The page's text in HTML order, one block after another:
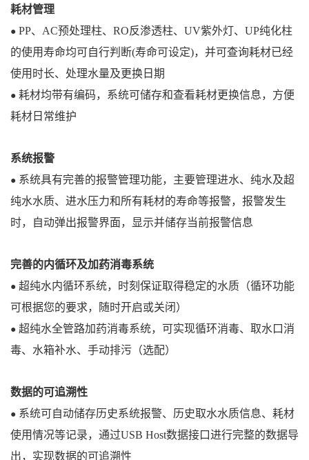
耗材管理
● PP、AC预处理柱、RO反渗透柱、UV紫外灯、UP纯化柱
的使用寿命均可自行判断(寿命可设定)，并可查询耗材已经
使用时长、处理水量及更换日期
● 耗材均带有编码，系统可储存和查看耗材更换信息，方便
耗材日常维护
系统报警
● 系统具有完善的报警管理功能，主要管理进水、纯水及超
纯水水质、进水压力和所有耗材的寿命等报警，报警发生
时，自动弹出报警界面，显示并储存当前报警信息
完善的内循环及加药消毒系统
● 超纯水内循环系统，时刻保证取得稳定的水质（循环功能
可根据您的要求，随时开启或关闭）
● 超纯水全管路加药消毒系统，可实现循环消毒、取水口消
毒、水箱补水、手动排污（选配）
数据的可追溯性
● 系统可自动储存历史系统报警、历史取水水质信息、耗材
使用情况等记录，通过USB Host数据接口进行完整的数据导
出，实现数据的可追溯性